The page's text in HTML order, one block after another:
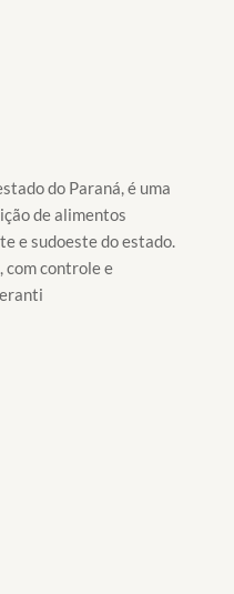
do Paraná, é uma
de alimentos
e sudoeste do estado.
com controle e